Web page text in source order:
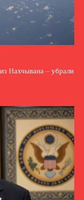
Нахчывана – убрали